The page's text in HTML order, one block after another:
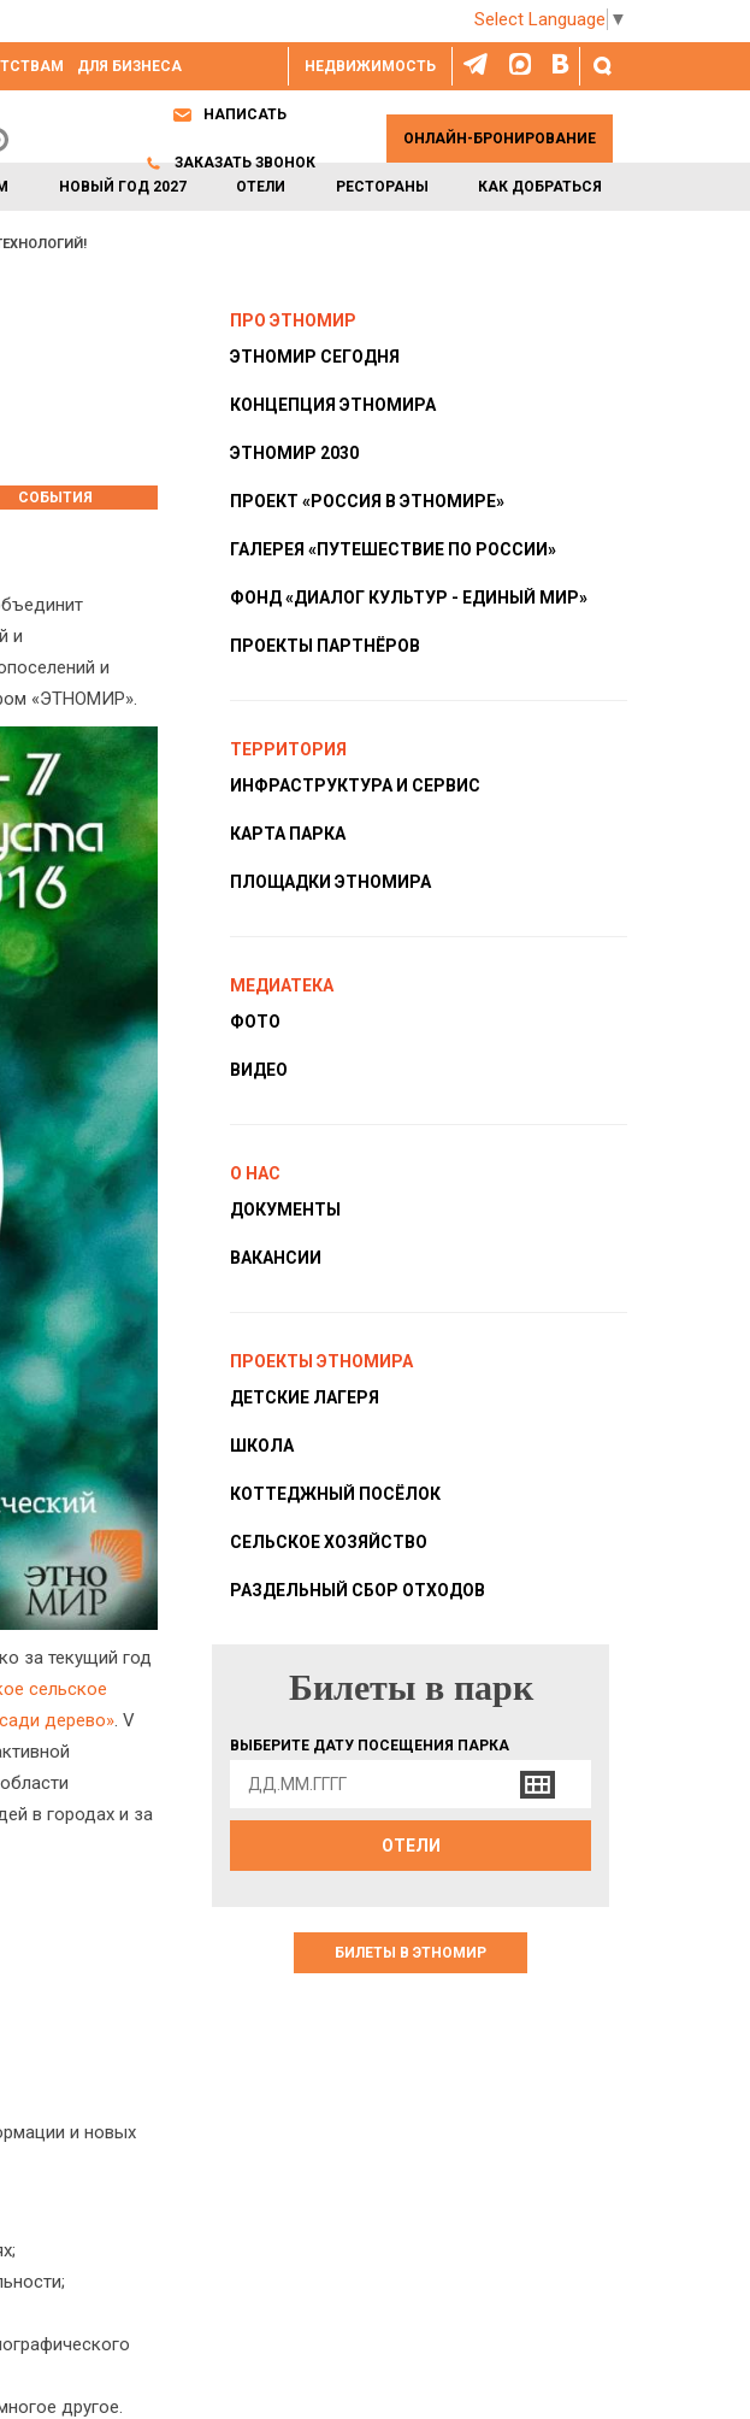
Select Language ▼
НЕДВИЖИМОСТЬ
ДЛЯ БИЗНЕСА
НОВЫЙ ГОД 2027 ОТЕЛИ РЕСТОРАНЫ КАК ДОБРАТЬСЯ
НАПИСАТЬ
ЗАКАЗАТЬ ЗВОНОК
ОНЛАЙН-БРОНИРОВАНИЕ
СОБЫТИЯ
и
и
«ЭТНОМИР».
за текущий год
сельское
дерево». V
в городах и за
и новых
другое.
ПРО ЭТНОМИР
ЭТНОМИР СЕГОДНЯ
КОНЦЕПЦИЯ ЭТНОМИРА
ЭТНОМИР 2030
ПРОЕКТ «РОССИЯ В ЭТНОМИРЕ»
ГАЛЕРЕЯ «ПУТЕШЕСТВИЕ ПО РОССИИ»
ФОНД «ДИАЛОГ КУЛЬТУР - ЕДИНЫЙ МИР»
ПРОЕКТЫ ПАРТНЁРОВ
ТЕРРИТОРИЯ
ИНФРАСТРУКТУРА И СЕРВИС
КАРТА ПАРКА
ПЛОЩАДКИ ЭТНОМИРА
МЕДИАТЕКА
ФОТО
ВИДЕО
О НАС
ДОКУМЕНТЫ
ВАКАНСИИ
ПРОЕКТЫ ЭТНОМИРА
ДЕТСКИЕ ЛАГЕРЯ
ШКОЛА
КОТТЕДЖНЫЙ ПОСЁЛОК
СЕЛЬСКОЕ ХОЗЯЙСТВО
РАЗДЕЛЬНЫЙ СБОР ОТХОДОВ
БИЛЕТЫ В ПАРК
Билеты в парк
ВЫБЕРИТЕ ДАТУ ПОСЕЩЕНИЯ ПАРКА
ОТЕЛИ
БИЛЕТЫ В ЭТНОМИР